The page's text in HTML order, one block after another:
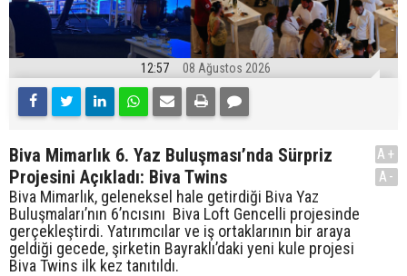
12:57 08 Ağustos 2026
Biva Mimarlık 6. Yaz Buluşması’nda Sürpriz
Projesini Açıkladı: Biva Twins
Biva Mimarlık, geleneksel hale getirdiği Biva Yaz
Buluşmaları’nın 6’ncısını Biva Loft Gencelli projesinde
gerçekleştirdi. Yatırımcılar ve iş ortaklarının bir araya
geldiği gecede, şirketin Bayraklı’daki yeni kule projesi
Biva Twins ilk kez tanıtıldı.
A+
A-